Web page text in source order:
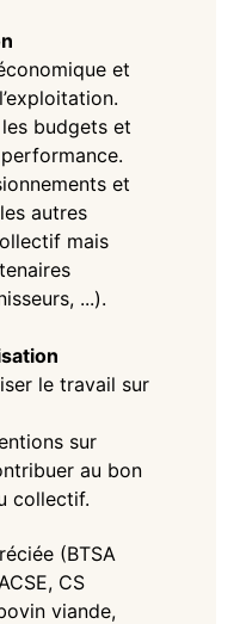
et
budgets et
et
autres
mais
...).
le travail sur
sur
au bon
collectif.
(BTSA
CS
viande,